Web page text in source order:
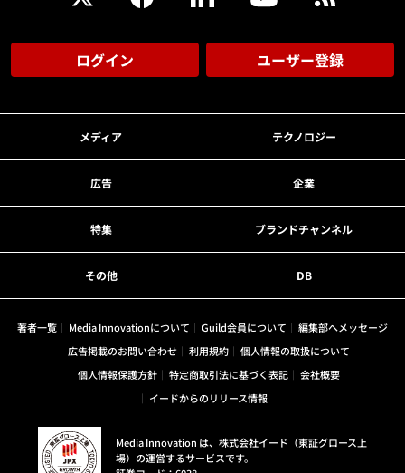
ログイン ユーザー登録
メディア テクノロジー
広告 企業
特集 ブランドチャンネル
その他 DB
著者一覧 Media Innovationについて Guild会員について
編集部へメッセージ
広告掲載のお問い合わせ
利用規約
個人情報の取扱について
個人情報保護方針
特定商取引法に基づく表記
会社概要
イードからのリリース情報
Media Innovation は、株式会社イード（東証グロース上
場）の運営するサービスです。